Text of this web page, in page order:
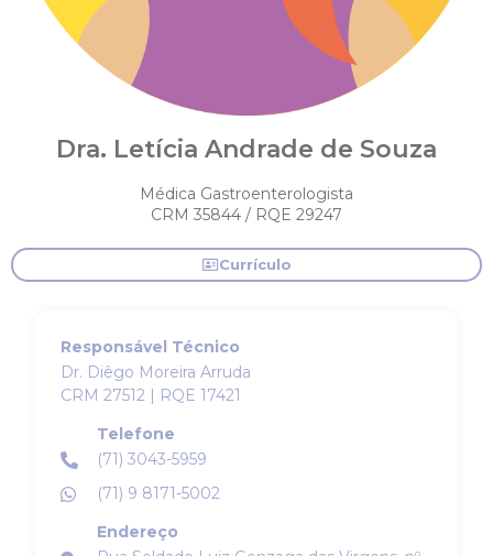
Dra. Letícia Andrade de Souza
Médica Gastroenterologista
CRM 35844 / RQE 29247
Currículo
Responsável Técnico
Dr. Diêgo Moreira Arruda
CRM 27512 | RQE 17421
Telefone
(71) 3043-5959
(71) 9 8171-5002
Endereço